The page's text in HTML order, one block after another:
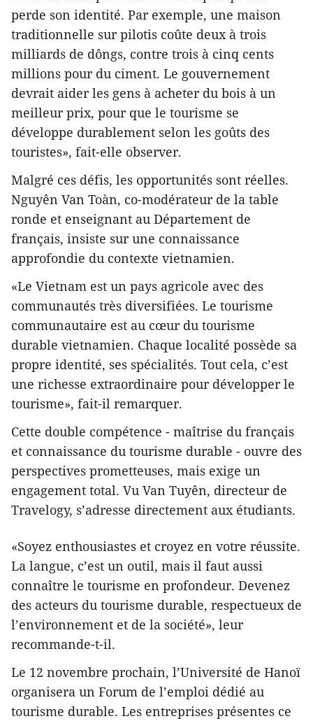
perde son identité. Par exemple, une maison
traditionnelle sur pilotis coûte deux à trois
milliards de dôngs, contre trois à cinq cents
millions pour du ciment. Le gouvernement
devrait aider les gens à acheter du bois à un
meilleur prix, pour que le tourisme se
développe durablement selon les goûts des
touristes», fait-elle observer.
Malgré ces défis, les opportunités sont réelles.
Nguyên Van Toàn, co-modérateur de la table
ronde et enseignant au Département de
français, insiste sur une connaissance
approfondie du contexte vietnamien.
«Le Vietnam est un pays agricole avec des
communautés très diversifiées. Le tourisme
communautaire est au cœur du tourisme
durable vietnamien. Chaque localité possède sa
propre identité, ses spécialités. Tout cela, c’est
une richesse extraordinaire pour développer le
tourisme», fait-il remarquer.
Cette double compétence - maîtrise du français
et connaissance du tourisme durable - ouvre des
perspectives prometteuses, mais exige un
engagement total. Vu Van Tuyên, directeur de
Travelogy, s’adresse directement aux étudiants.
«Soyez enthousiastes et croyez en votre réussite.
La langue, c’est un outil, mais il faut aussi
connaître le tourisme en profondeur. Devenez
des acteurs du tourisme durable, respectueux de
l’environnement et de la société», leur
recommande-t-il.
Le 12 novembre prochain, l’Université de Hanoï
organisera un Forum de l’emploi dédié au
tourisme durable. Les entreprises présentes ce